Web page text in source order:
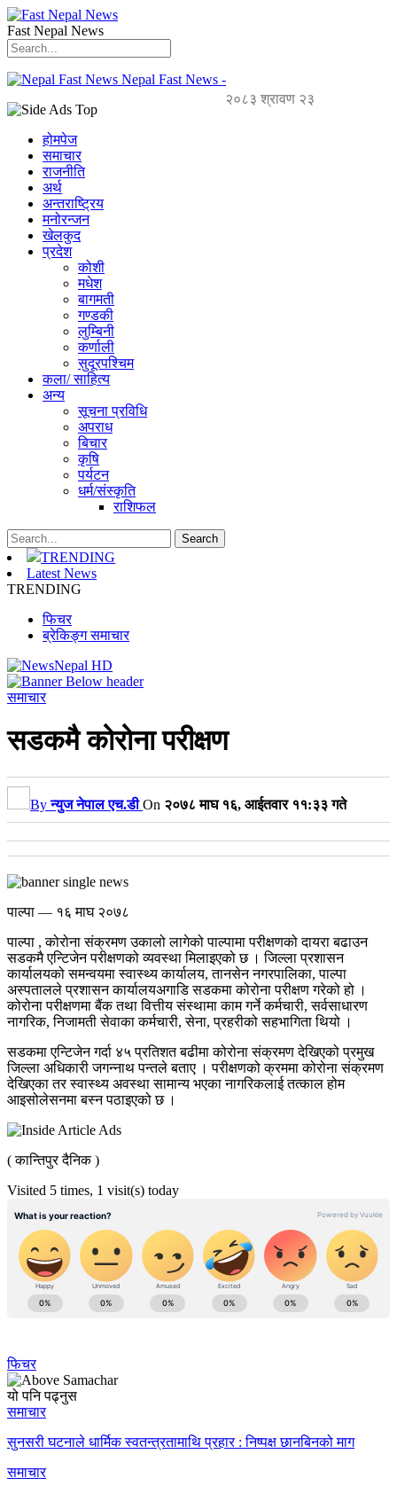
Fast Nepal News
Nepal Fast News -
२०८३ श्रावण २३
होमपेज
समाचार
राजनीति
अर्थ
अन्तराष्ट्रिय
मनोरन्जन
खेलकुद
प्रदेश
कोशी
मधेश
बागमती
गण्डकी
लुम्बिनी
कर्णाली
सुदूरपश्चिम
कला/ साहित्य
अन्य
सूचना प्रविधि
अपराध
बिचार
कृषि
पर्यटन
धर्म/संस्कृति
राशिफल
TRENDING
Latest News
TRENDING
फिचर
ब्रेकिङ्ग समाचार
समाचार
सडकमै कोरोना परीक्षण
Byन्युज नेपाल एच.डी On २०७८ माघ १६, आईतवार ११:३३ गते
पाल्पा — १६ माघ २०७८
पाल्पा , कोरोना संक्रमण उकालो लागेको पाल्पामा परीक्षणको दायरा बढाउन
सडकमै एन्टिजेन परीक्षणको व्यवस्था मिलाइएको छ ।जिल्ला प्रशासन
कार्यालयको समन्वयमा स्वास्थ्य कार्यालय, तानसेन नगरपालिका, पाल्पा
अस्पतालले प्रशासन कार्यालयअगाडि सडकमा कोरोना परीक्षण गरेको हो ।
कोरोना परीक्षणमा बैंक तथा वित्तीय संस्थामा काम गर्ने कर्मचारी, सर्वसाधारण
नागरिक, निजामती सेवाका कर्मचारी, सेना, प्रहरीको सहभागिता थियो ।
सडकमा एन्टिजेन गर्दा ४५ प्रतिशत बढीमा कोरोना संक्रमण देखिएको प्रमुख
जिल्ला अधिकारी जगन्नाथ पन्तले बताए । परीक्षणको क्रममा कोरोना संक्रमण
देखिएका तर स्वास्थ्य अवस्था सामान्य भएका नागरिकलाई तत्काल होम
आइसोलेसनमा बस्न पठाइएको छ ।
( कान्तिपुर दैनिक )
Visited 5 times, 1 visit(s) today
फिचर
यो पनि पढ्नुस
समाचार
सुनसरी घटनाले धार्मिक स्वतन्त्रतामाथि प्रहार : निष्पक्ष छानबिनको माग
समाचार